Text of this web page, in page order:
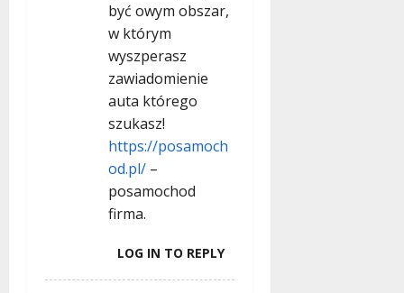
być owym obszar,
w którym
wyszperasz
zawiadomienie
auta którego
szukasz!
https://posamoch
od.pl/ –
posamochod
firma.
LOG IN TO REPLY